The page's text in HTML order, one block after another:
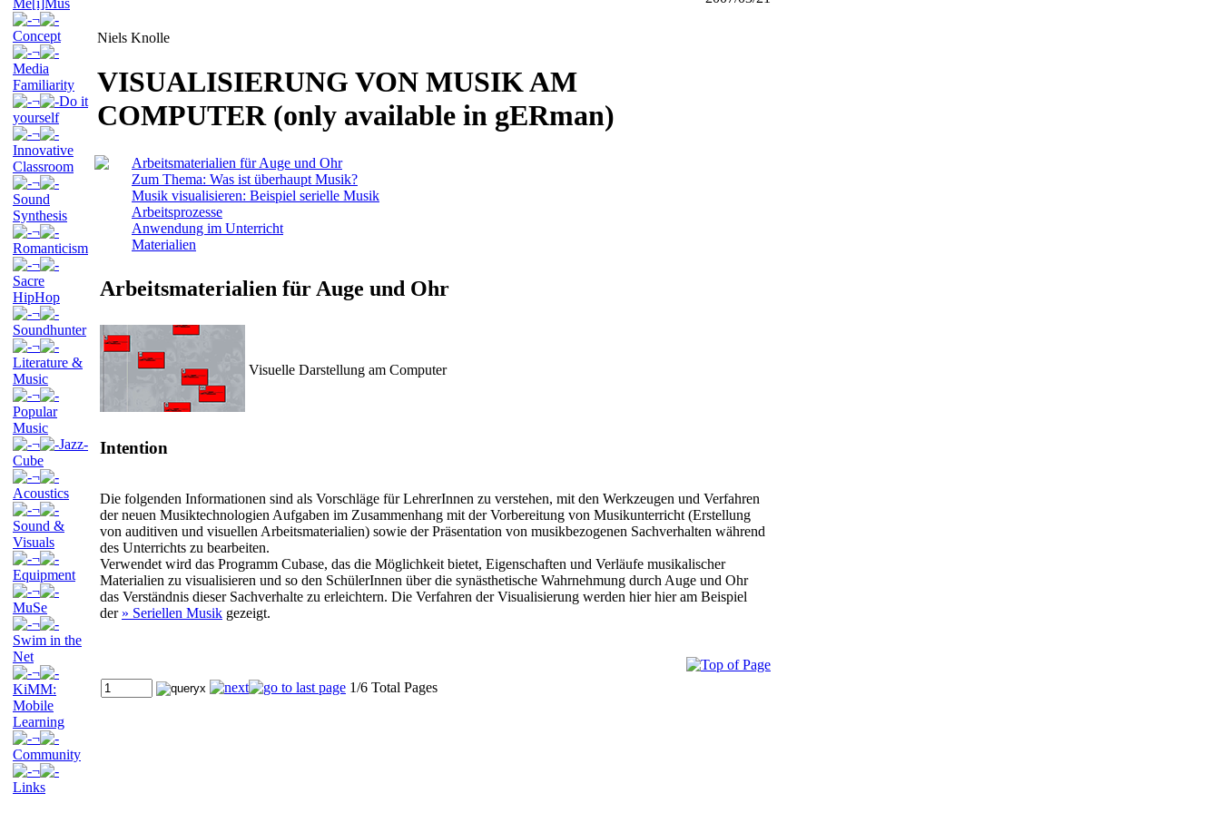
Me[i]Mus
¬
Concept
¬
Media
Familiarity
¬
Do it
yourself
¬
Innovative
Classroom
¬
Sound
Synthesis
¬
Romanticism
¬
Sacre
HipHop
¬
Soundhunter
¬
Literature &
Music
¬
Popular
Music
¬
Jazz-
Cube
¬
Acoustics
¬
Sound &
Visuals
¬
Equipment
¬
MuSe
¬
Swim in the
Net
¬
KiMM:
Mobile
Learning
¬
Community
¬
Links
Niels Knolle
VISUALISIERUNG VON MUSIK AM
COMPUTER (only available in gERman)
Arbeitsmaterialien für Auge und Ohr
Zum Thema: Was ist überhaupt Musik?
Musik visualisieren: Beispiel serielle Musik
Arbeitsprozesse
Anwendung im Unterricht
Materialien
Arbeitsmaterialien für Auge und Ohr
Visuelle Darstellung am Computer
Intention
Die folgenden Informationen sind als Vorschläge für LehrerInnen zu verstehen, mit den Werkzeugen und Verfahren
der neuen Musiktechnologien Aufgaben im Zusammenhang mit der Vorbereitung von Musikunterricht (Erstellung
von auditiven und visuellen Arbeitsmaterialien) sowie der Präsentation von musikbezogenen Sachverhalten während
des Unterrichts zu bearbeiten.
Verwendet wird das Programm Cubase, das die Möglichkeit bietet, Eigenschaften und Verläufe musikalischer
Materialien zu visualisieren und so den SchülerInnen über die synästhetische Wahrnehmung durch Auge und Ohr
das Verständnis dieser Sachverhalte zu erleichtern. Die Verfahren der Visualisierung werden hier hier am Beispiel
der » Seriellen Musik gezeigt.
1/6 Total Pages